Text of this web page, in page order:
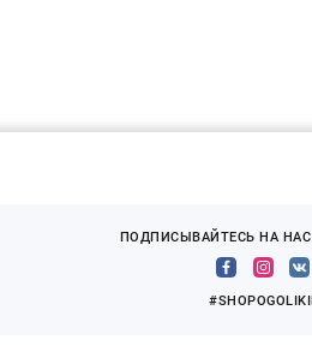
ПОДПИСЫВАЙТЕСЬ НА НАС